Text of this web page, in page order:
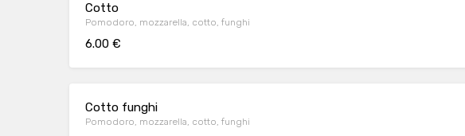
Cotto
Pomodoro, mozzarella, cotto, funghi
6.00 €
Cotto funghi
Pomodoro, mozzarella, cotto, funghi